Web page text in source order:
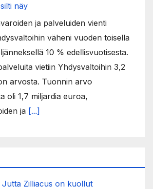
näy
ja palveluiden vienti
väheni vuoden toisella
10 % edellisvuotisesta.
vietiin Yhdysvaltoihin 3,2
arvosta. Tuonnin arvo
oli 1,7 miljardia euroa,
ja [...]
Jutta Zilliacus on kuollut